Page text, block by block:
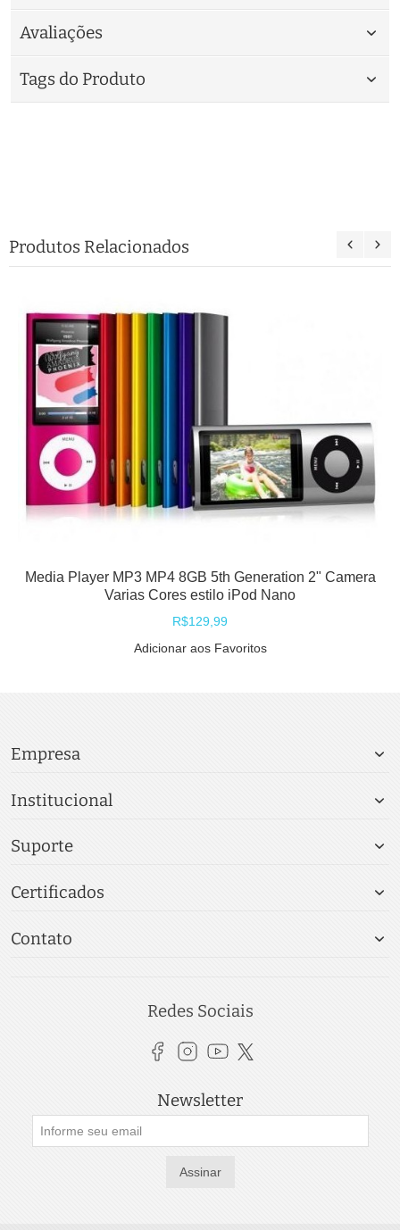
Avaliações
Tags do Produto
Produtos Relacionados
Media Player MP3 MP4 8GB 5th Generation 2" Camera
Varias Cores estilo iPod Nano
R$129,99
Adicionar aos Favoritos
Empresa
Institucional
Suporte
Certificados
Contato
Redes Sociais
Newsletter
Assinar